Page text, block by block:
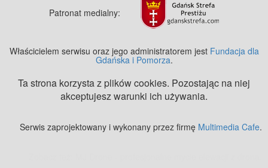
Patronat medialny:
Właścicielem serwisu oraz jego administratorem jest Fundacja dla
Gdańska i Pomorza.
Ta strona korzysta z plików cookies. Pozostając na niej
akceptujesz warunki ich używania.
Serwis zaprojektowany i wykonany przez firmę Multimedia Cafe.